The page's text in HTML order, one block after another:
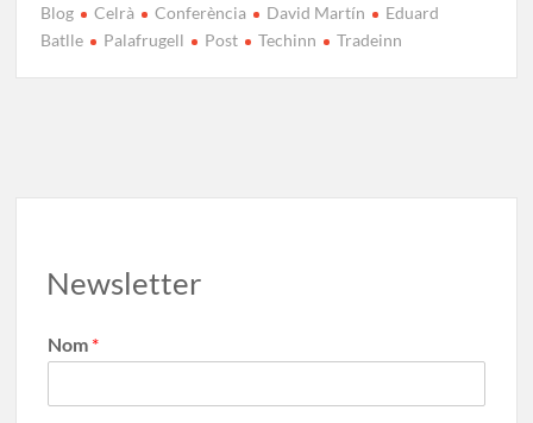
e
b
to
d
ail m
p
Blog Celrà Conferència David Martín
Eduard
Batlle
Palafrugell Post Techinn Tradeinn
Newsletter
Nom *